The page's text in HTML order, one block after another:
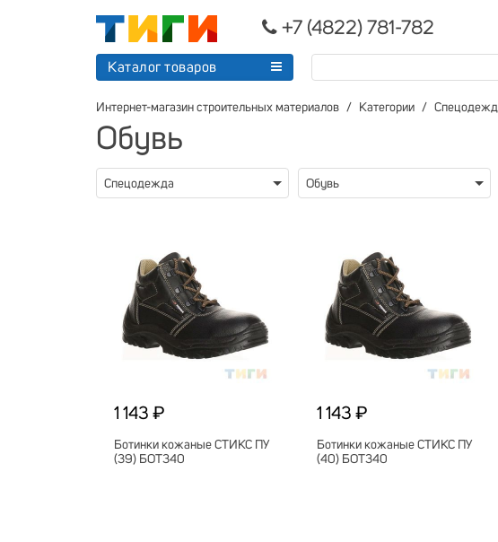
+7 (4822) 781-782
Каталог товаров
Интернет-магазин строительных материалов Категории
Обувь
Спецодежда Обувь
1 143 ₽
Ботинки кожаные СТИКС ПУ
(39) БОТ340
1 143 ₽
Ботинки кожаные СТИКС ПУ
(40) БОТ340